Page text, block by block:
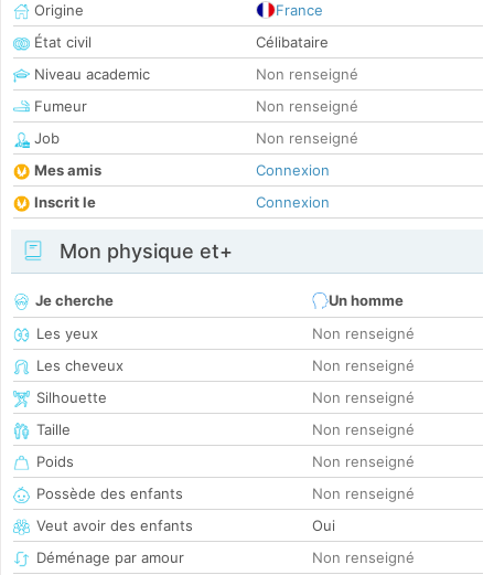
Origine
France
État civil
Célibataire
Niveau academic
Non renseigné
Fumeur
Non renseigné
Job
Non renseigné
Mes amis
Connexion
Inscrit le
Connexion
Mon physique et+
Je cherche
Un homme
Les yeux
Non renseigné
Les cheveux
Non renseigné
Silhouette
Non renseigné
Taille
Non renseigné
Poids
Non renseigné
Possède des enfants
Non renseigné
Veut avoir des enfants
Oui
Déménage par amour
Non renseigné